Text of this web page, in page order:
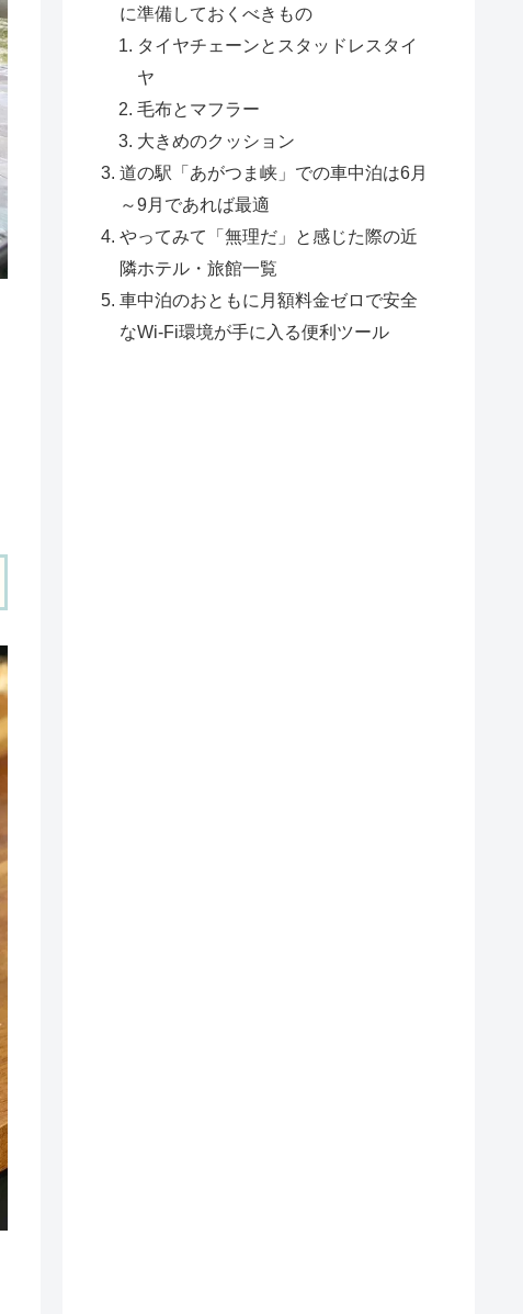
に準備しておくべきもの
タイヤチェーンとスタッドレスタイ
ヤ
毛布とマフラー
大きめのクッション
道の駅「あがつま峡」での車中泊は6月
～9月であれば最適
やってみて「無理だ」と感じた際の近
隣ホテル・旅館一覧
車中泊のおともに月額料金ゼロで安全
なWi-Fi環境が手に入る便利ツール